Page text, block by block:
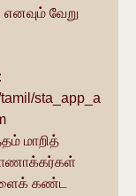
எனவும் வேறு
sta_app_a
மாறித்
கண்ட